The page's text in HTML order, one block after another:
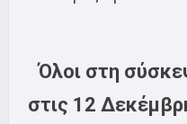
Όλοι στη
στις 12